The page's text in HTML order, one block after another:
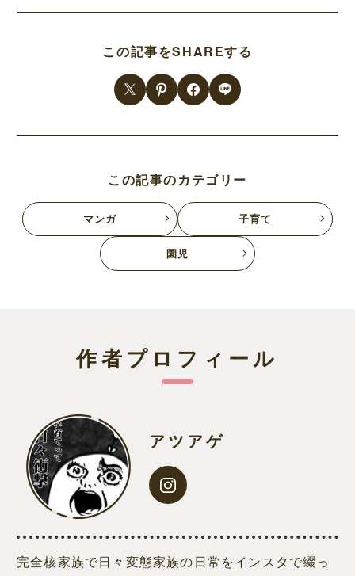
この記事をSHAREする
この記事のカテゴリー
マンガ 子育て
園児
作者プロフィール
アツアゲ
完全核家族で日々変態家族の日常をインスタで綴っ